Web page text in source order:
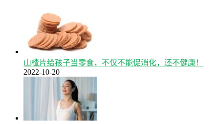
山楂片给孩子当零食，不仅不能促消化，还不健康！
2022-10-20